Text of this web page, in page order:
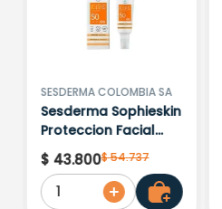
Más reciente
SESDERMA COLOMBIA SA
Sesderma Sophieskin
Proteccion Facial
Kids Hypoallergenic
Spf 500 Moisturising
$ 43.800$54.737
1